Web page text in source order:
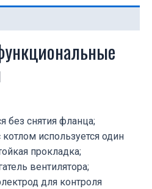
без снятия фланца;
используется один
прокладка;
вентилятора;
для контроля